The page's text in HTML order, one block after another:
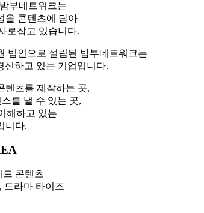
부네트워크는
을 콘텐츠에 담아
로잡고 있습니다.
법인으로 설립된 밤부네트워크는
신하고 있는 기업입니다.
텐츠를 제작하는 곳,
를 낼 수 있는 곳,
해하고 있는
니다.
드 콘텐츠
드라마 타이즈